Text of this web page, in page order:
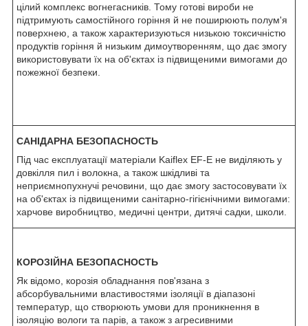
цілий комплекс вогнегасників. Тому готові вироби не
підтримують самостійного горіння й не поширюють полум'я
поверхнею, а також характеризуються низькою токсичністю
продуктів горіння й низьким димоутворенням, що дає змогу
використовувати їх на об'єктах із підвищеними вимогами до
пожежної безпеки.
САНІДАРНА БЕЗОПАСНОСТЬ
Під час експлуатації матеріали Kaiflex EF-E не виділяють у
довкілля пил і волокна, а також шкідливі та
неприємнопухнучі речовини, що дає змогу застосовувати їх
на об'єктах із підвищеними санітарно-гігієнічними вимогами:
харчове виробництво, медичні центри, дитячі садки, школи.
КОРОЗІЙНА БЕЗОПАСНОСТЬ
Як відомо, корозія обладнання пов'язана з
абсорбувальними властивостями ізоляції в діапазоні
температур, що створюють умови для проникнення в
ізоляцію вологи та парів, а також з агресивними